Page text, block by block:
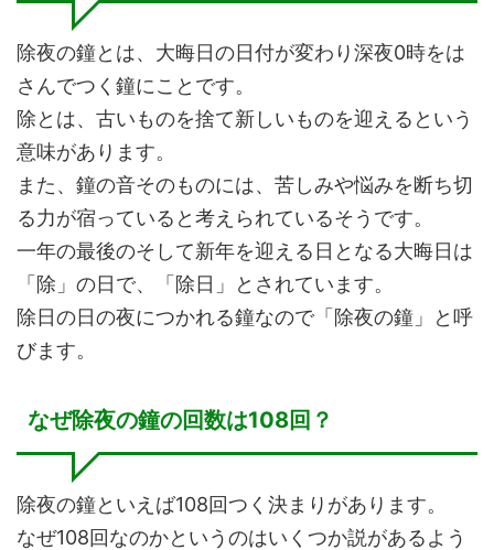
除夜の鐘とは、大晦日の日付が変わり深夜0時をは
さんでつく鐘にことです。
除とは、古いものを捨て新しいものを迎えるという
意味があります。
また、鐘の音そのものには、苦しみや悩みを断ち切
る力が宿っていると考えられているそうです。
一年の最後のそして新年を迎える日となる大晦日は
「除」の日で、「除日」とされています。
除日の日の夜につかれる鐘なので「除夜の鐘」と呼
びます。
なぜ除夜の鐘の回数は108回？
除夜の鐘といえば108回つく決まりがあります。
なぜ108回なのかというのはいくつか説があるよう